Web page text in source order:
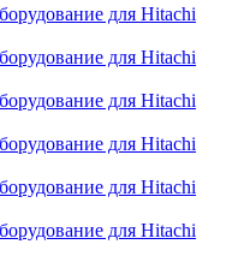
для Hitachi
для Hitachi
для Hitachi
для Hitachi
для Hitachi
для Hitachi